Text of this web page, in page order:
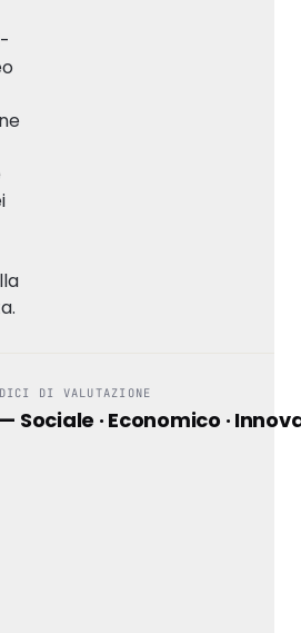
DI VALUTAZIONE
Sociale · Economico ·